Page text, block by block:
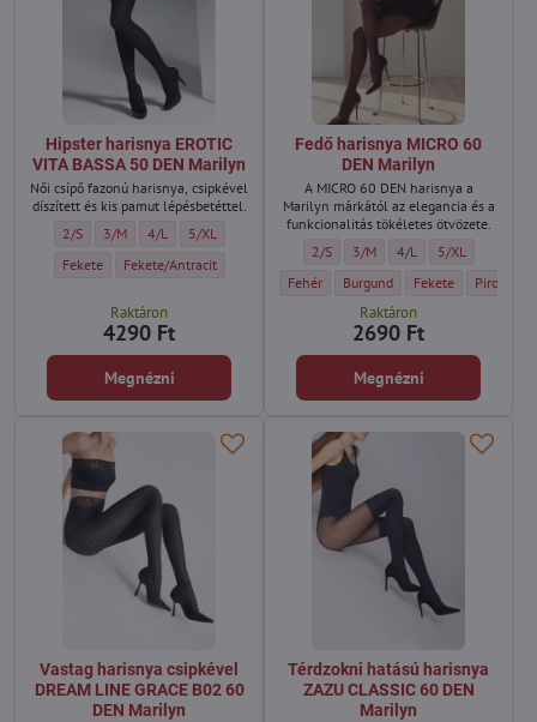
Hipster harisnya EROTIC
VITA BASSA 50 DEN Marilyn
Női csípő fazonú harisnya, csipkével
díszített és kis pamut lépésbetéttel.
Hipster harisnya EROTIC VITA BASSA 50 DEN Marilyn - Méret:
2/S Hipster harisnya EROTIC VITA BASSA 50 DEN Marilyn - Méret:
3/M Hipster harisnya EROTIC VITA BASSA 50 DEN Marilyn - Méret:
4/L Hipster harisnya EROTIC VITA BASSA 50 DEN Marilyn -
5/XL
Hipster harisnya EROTIC VITA BASSA 50 DEN Marilyn - Szín:
Fekete Hipster harisnya EROTIC VITA BASSA 50 DEN Marilyn - Szín:
Fekete/Antracit
Raktáron
4290 Ft
Megnézni
Fedő harisnya MICRO 60
DEN Marilyn
A MICRO 60 DEN harisnya a
Marilyn márkától az elegancia és a
funkcionalitás tökéletes ötvözete.
Fedő harisnya MICRO 60 DEN
2/S Fedő harisnya MICRO 60
3/M Fedő harisnya MICRO
4/L Fedő harisnya
5/XL
Fedő harisnya MICRO 60 DEN Marilyn -
Fehér Fedő harisnya MICRO 60 DEN
Burgund Fedő harisnya
Fekete Fedő
Piros
Raktáron
2690 Ft
Megnézni
Vastag harisnya csipkével
DREAM LINE GRACE B02 60
DEN Marilyn
Térdzokni hatású harisnya
ZAZU CLASSIC 60 DEN
Marilyn